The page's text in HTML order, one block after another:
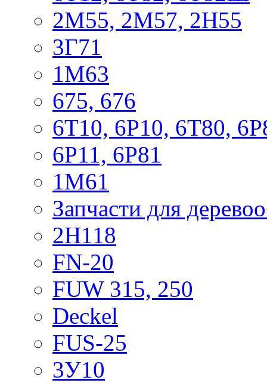
2М55, 2М57, 2Н55
3Г71
1М63
675, 676
6Т10, 6Р10, 6Т80,
6Р11, 6Р81
1М61
Запчасти для
2Н118
FN-20
FUW 315, 250
Deckel
FUS-25
3У10